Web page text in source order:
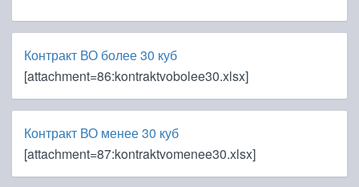
Контракт ВО более 30 куб
[attachment=86:kontraktvobolee30.xlsx]
Контракт ВО менее 30 куб
[attachment=87:kontraktvomenee30.xlsx]